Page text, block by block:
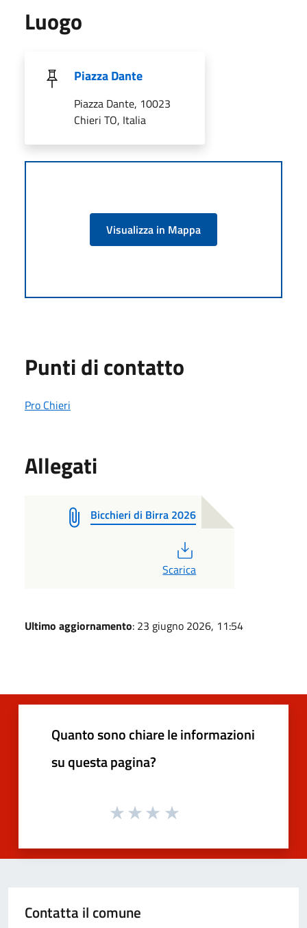
Luogo
Piazza Dante
Piazza Dante, 10023
Chieri TO, Italia
Visualizza in Mappa
Punti di contatto
Pro Chieri
Allegati
Bicchieri di Birra 2026
Scarica
Ultimo aggiornamento: 23 giugno 2026, 11:54
Quanto sono chiare le informazioni
su questa pagina?
Contatta il comune